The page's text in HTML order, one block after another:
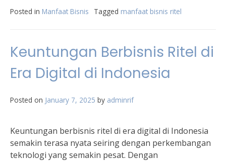
Posted in Manfaat Bisnis Tagged manfaat bisnis ritel
Keuntungan Berbisnis Ritel di
Era Digital di Indonesia
Posted on January 7, 2025 by adminrif
Keuntungan berbisnis ritel di era digital di Indonesia
semakin terasa nyata seiring dengan perkembangan
teknologi yang semakin pesat. Dengan